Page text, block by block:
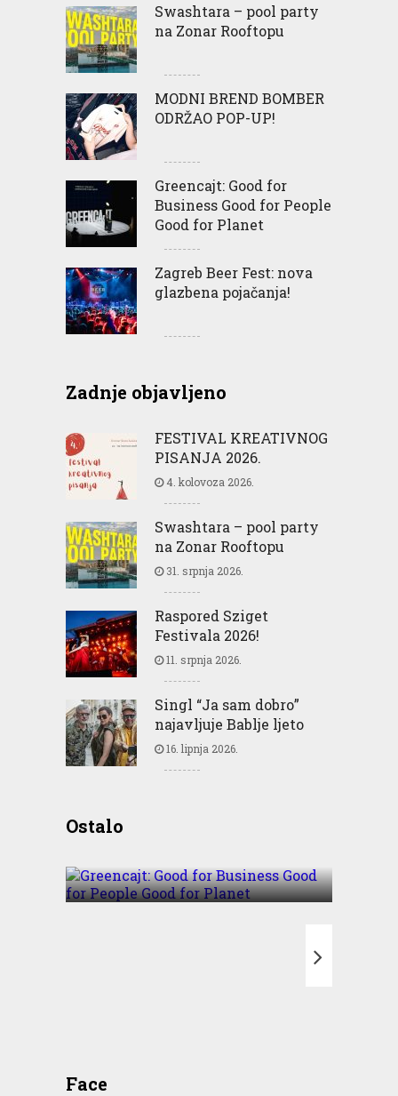
Swashtara – pool party
na Zonar Rooftopu
MODNI BREND BOMBER
ODRŽAO POP-UP!
Greencajt: Good for
Business Good for People
Good for Planet
Zagreb Beer Fest: nova
glazbena pojačanja!
Zadnje objavljeno
FESTIVAL KREATIVNOG
PISANJA 2026.
4. kolovoza 2026.
Swashtara – pool party
na Zonar Rooftopu
31. srpnja 2026.
Raspored Sziget
Festivala 2026!
11. srpnja 2026.
Singl “Ja sam dobro”
najavljuje Bablje ljeto
16. lipnja 2026.
OstaloBusiness Good for People
Face